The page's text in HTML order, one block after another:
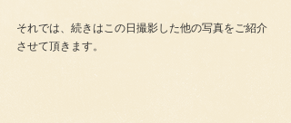
それでは、続きはこの日撮影した他の写真をご紹介
させて頂きます。